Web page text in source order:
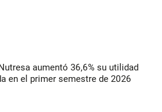
aumentó 36,6% su utilidad
en el primer semestre de 2026